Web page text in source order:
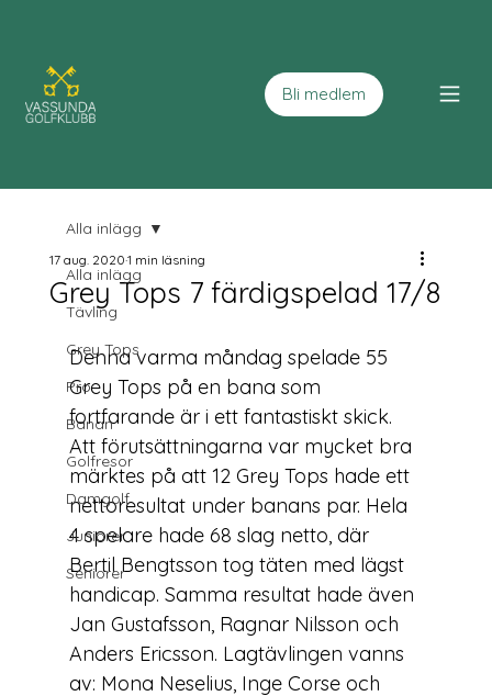
Bli medlem
Alla inlägg
Tävling
Grey Tops
Pro
Banan
Golfresor
Damgolf
Juniorer
Seniorer
Alla inlägg
Grey Tops 7 färdigspelad 17/8
17 aug. 20201 min läsning
Denna varma måndag spelade 55
Grey Tops på en bana som
fortfarande är i ett fantastiskt skick.
Att förutsättningarna var mycket bra
märktes på att 12 Grey Tops hade ett
nettoresultat under banans par. Hela
4 spelare hade 68 slag netto, där
Bertil Bengtsson tog täten med lägst
handicap. Samma resultat hade även
Jan Gustafsson, Ragnar Nilsson och
Anders Ericsson. Lagtävlingen vanns
av: Mona Neselius, Inge Corse och